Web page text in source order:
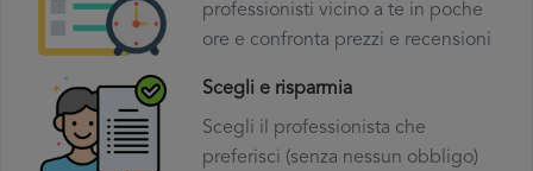
professionisti vicino a te in poche
ore e confronta prezzi e recensioni
Scegli e risparmia
Scegli il professionista che
preferisci (senza nessun obbligo)